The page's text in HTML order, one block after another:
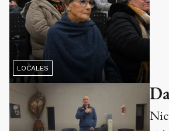
LOCALES